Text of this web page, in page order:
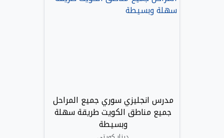
مدرس انجليزي سوري جميع المراحل
جميع مناطق الكويت طريقة سهلة
وبسيطة